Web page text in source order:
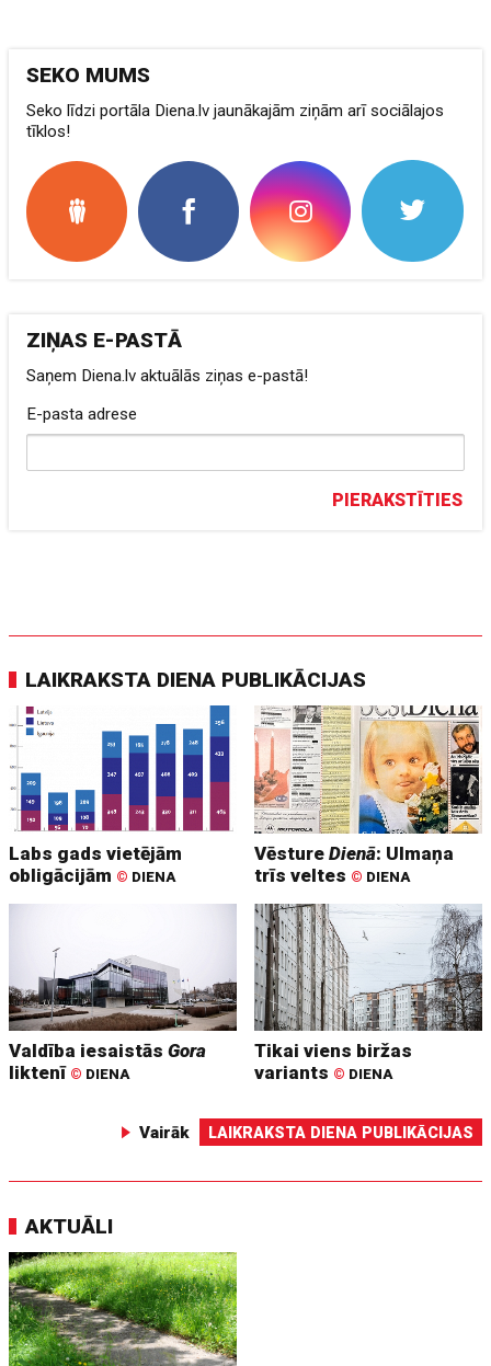
SEKO MUMS
Seko līdzi portāla Diena.lv jaunākajām ziņām arī sociālajos
tīklos!
ZIŅAS E-PASTĀ
Saņem Diena.lv aktuālās ziņas e-pastā!
E-pasta adrese
PIERAKSTĪTIES
LAIKRAKSTA DIENA PUBLIKĀCIJAS
Labs gads vietējām
obligācijām © DIENA
VēstureDienā: Ulmaņa
trīs veltes © DIENA
Valdība iesaistāsGora
liktenī © DIENA
Tikai viens biržas
variants © DIENA
Vairāk LAIKRAKSTA DIENA PUBLIKĀCIJAS
AKTUĀLI